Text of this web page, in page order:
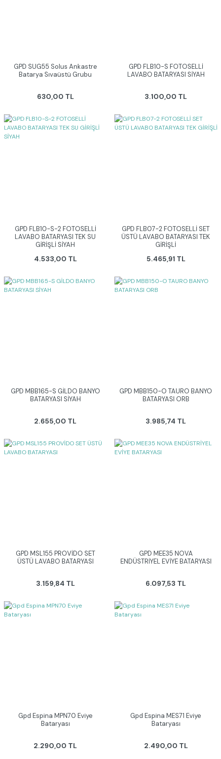
GPD SUG55 Solus Ankastre
Batarya Sıvaüstü Grubu
630,00 TL
GPD FLB10-S FOTOSELLİ
LAVABO BATARYASI SİYAH
3.100,00 TL
GPD FLB10-S-2 FOTOSELLİ
LAVABO BATARYASI TEK SU
GİRİŞLİ SİYAH
4.533,00 TL
GPD FLB07-2 FOTOSELLİ SET
ÜSTÜ LAVABO BATARYASI TEK
GİRİŞLİ
5.465,91 TL
GPD MBB165-S GİLDO BANYO
BATARYASI SİYAH
2.655,00 TL
GPD MBB150-O TAURO BANYO
BATARYASI ORB
3.985,74 TL
GPD MSL155 PROVİDO SET
ÜSTÜ LAVABO BATARYASI
3.159,84 TL
GPD MEE35 NOVA
ENDÜSTRİYEL EVİYE BATARYASI
6.097,53 TL
Gpd Espina MPN70 Eviye
Bataryası
2.290,00 TL
Gpd Espina MES71 Eviye
Bataryası
2.490,00 TL